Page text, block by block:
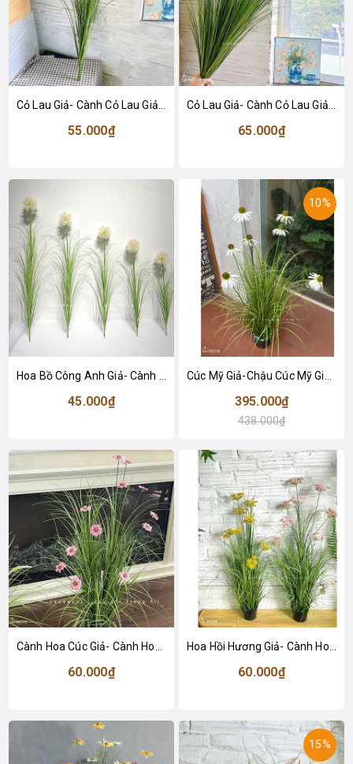
55.000₫ 65.000₫
45.000₫
10%
395.000₫
438.000₫
60.000₫ 60.000₫
15%